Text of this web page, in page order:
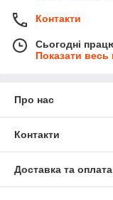
Контакти
Сьогодні
Показати весь
Про нас
Контакти
Доставка та оплата